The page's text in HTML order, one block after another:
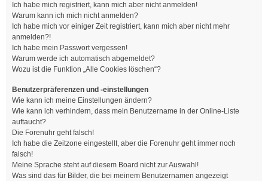
Ich habe mich registriert, kann mich aber nicht anmelden!
Warum kann ich mich nicht anmelden?
Ich habe mich vor einiger Zeit registriert, kann mich aber nicht mehr
anmelden?!
Ich habe mein Passwort vergessen!
Warum werde ich automatisch abgemeldet?
Wozu ist die Funktion „Alle Cookies löschen“?
Benutzerpräferenzen und -einstellungen
Wie kann ich meine Einstellungen ändern?
Wie kann ich verhindern, dass mein Benutzername in der Online-Liste
auftaucht?
Die Forenuhr geht falsch!
Ich habe die Zeitzone eingestellt, aber die Forenuhr geht immer noch
falsch!
Meine Sprache steht auf diesem Board nicht zur Auswahl!
Was sind das für Bilder, die bei meinem Benutzernamen angezeigt